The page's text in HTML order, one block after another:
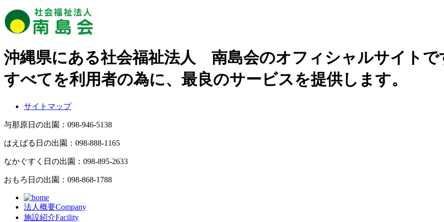
沖縄県にある社会福祉法人 南島会のオフィシャルサイトで
すべてを利用者の為に、最良のサービスを提供します。
サイトマップ
与那原日の出園： 098-946-5138
はえばる日の出園： 098-888-1165
なかぐすく日の出園： 098-895-2633
おもろ日の出園： 098-868-1788
法人概要Company
施設紹介Facility